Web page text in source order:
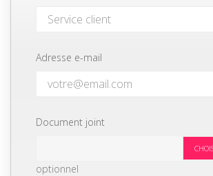
Adresse e-mail
Document joint
optionnel